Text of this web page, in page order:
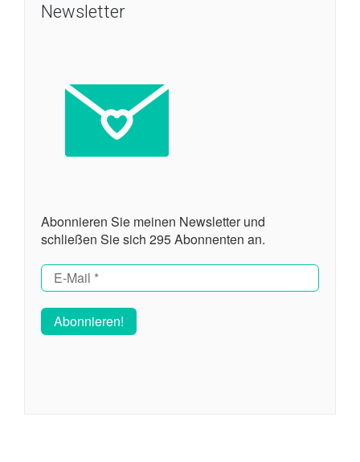
Newsletter
Abonnieren Sie meinen Newsletter und
schließen Sie sich 295 Abonnenten an.